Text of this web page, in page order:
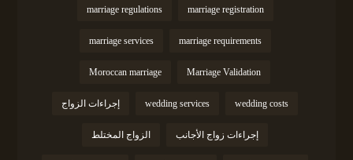
marriage registration
marriage regulations
marriage requirements
marriage services
Marriage Validation
Moroccan marriage
wedding costs
wedding services إجراءات الزواج
إجراءات زواج الأجانب الزواج المختلط